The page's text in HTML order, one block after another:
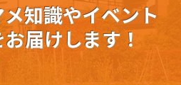
知識やイベント
届けします！